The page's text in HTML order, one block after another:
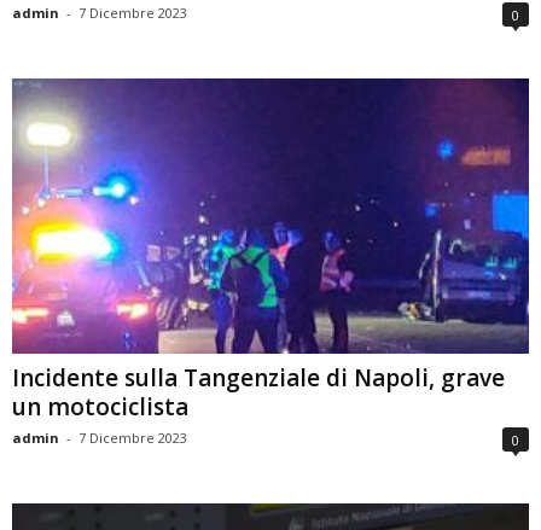
admin - 7 Dicembre 2023 0
Incidente sulla Tangenziale di Napoli, grave
un motociclista
admin - 7 Dicembre 2023 0